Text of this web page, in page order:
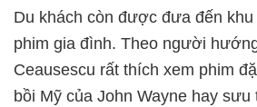
Du khách còn được đưa đến
phim gia đình. Theo người
Ceausescu rất thích xem phim
bồi Mỹ của John Wayne hay